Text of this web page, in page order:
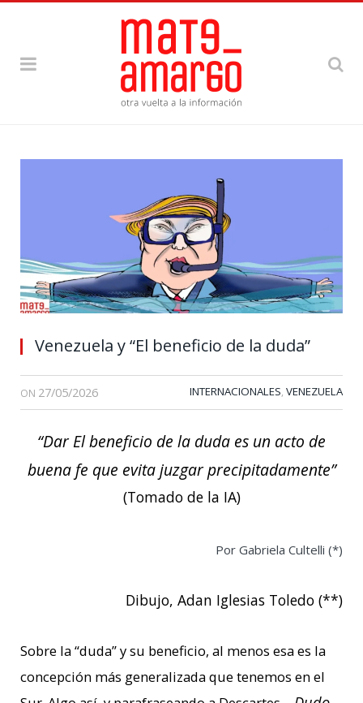
Venezuela y “El beneficio de la duda”
ON 27/05/2026 INTERNACIONALES, VENEZUELA
“Dar El beneficio de la duda es un acto de
buena fe que evita juzgar precipitadamente”
(Tomado de la IA)
Por Gabriela Cultelli (*)
Dibujo, Adan Iglesias Toledo (**)
Sobre la “duda” y su beneficio, al menos esa es la
concepción más generalizada que tenemos en el